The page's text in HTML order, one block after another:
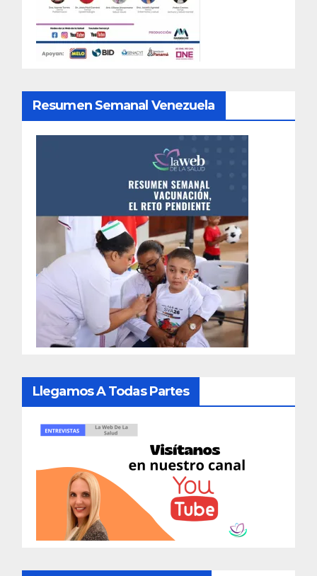
Resumen Semanal Venezuela
Llegamos A Todas Partes